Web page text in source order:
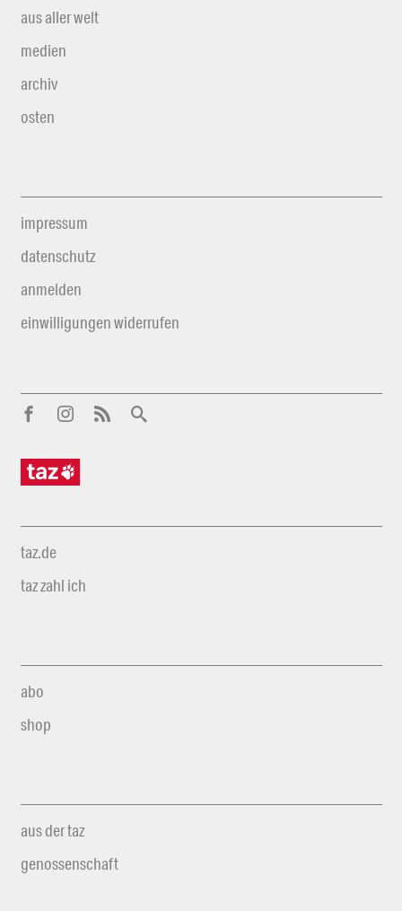
aus aller welt
medien
archiv
osten
impressum
datenschutz
anmelden
einwilligungen widerrufen
taz.de
taz zahl ich
abo
shop
aus der taz
genossenschaft